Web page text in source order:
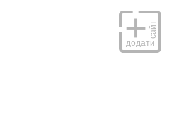
додати
сайт